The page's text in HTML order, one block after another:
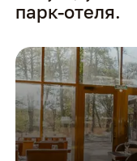
парк-отеля.